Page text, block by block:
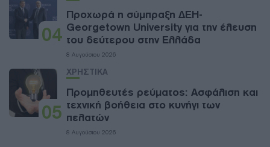
04
Προχωρά η σύμπραξη ΔΕΗ-
Georgetown University για την έλευση
του δεύτερου στην Ελλάδα
8 Αυγούστου 2026
05
ΧΡΗΣΤΙΚΑ
Προμηθευτές ρεύματος: Ασφάλιση και
τεχνική βοήθεια στο κυνήγι των
πελατών
8 Αυγούστου 2026